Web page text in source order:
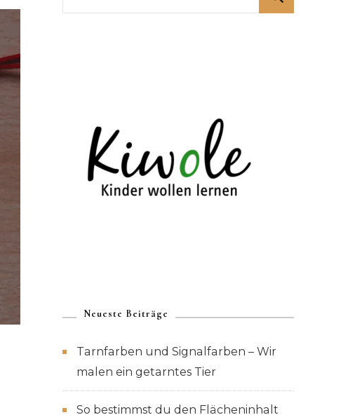
Neueste Beiträge
Tarnfarben und Signalfarben – Wir
malen ein getarntes Tier
So bestimmst du den Flächeninhalt